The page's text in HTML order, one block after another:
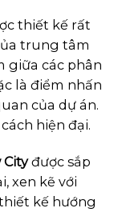
thiết kế rất
trung tâm
giữa các phân
là điểm nhấn
của dự án.
hiện đại.
được sắp
xen kẽ với
kế hướng